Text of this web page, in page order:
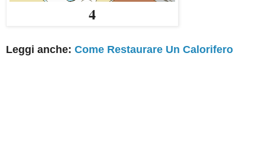
4
Leggi anche: Come Restaurare Un Calorifero